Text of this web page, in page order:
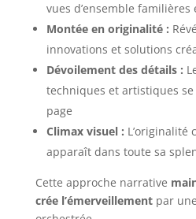
vues d’ensemble familières
Montée en originalité :
innovations et solutions
Dévoilement des détails :
techniques et artistiques
page
Climax visuel : L’originalité
apparaît dans toute sa
Cette approche narrative
crée l’émerveillementpar